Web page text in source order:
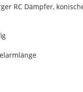
RC Dämpfer,